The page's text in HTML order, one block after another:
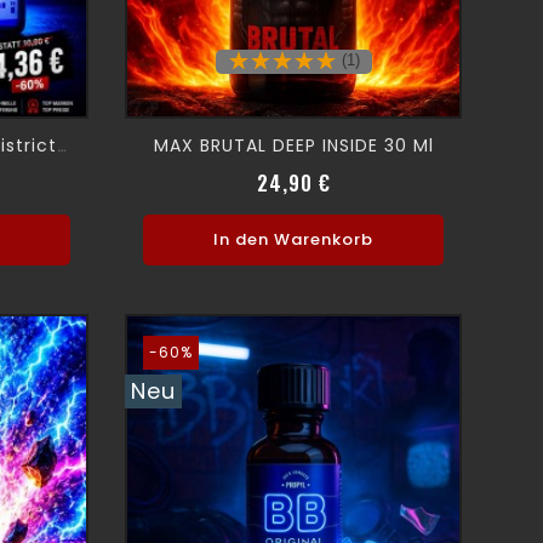
Amsterdam Blue Light District 24ml
(1)
MAX BRUTAL DEEP INSIDE 30 Ml
24,90 €Verkaufspreis
Preis
In den Warenkorb
-60%
Neu